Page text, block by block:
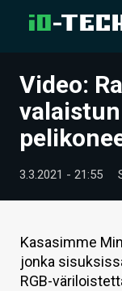
UUTISET
ARTIKKELIT
VIDEOT
TECHBBS
TIETOA
HINTA.FI
Video:
3.3.2021 - 21:55
Kasasimme
jonka
RGB-